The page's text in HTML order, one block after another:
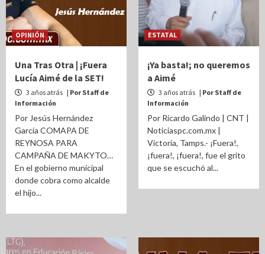
OPINIÓN
Una Tras Otra | ¡Fuera
Lucía Aimé de la SET!
3 años atrás | Por Staff de
Información
Por Jesús Hernández
García COMAPA DE
REYNOSA PARA
CAMPAÑA DE MAKYTO…
En el gobierno municipal
donde cobra como alcalde
el hijo...
ESTATAL
¡Ya basta!; no queremos
a Aimé
3 años atrás | Por Staff de
Información
Por Ricardo Galindo | CNT |
Noticiaspc.com.mx |
Victoria, Tamps.- ¡Fuera!,
¡fuera!, ¡fuera!, fue el grito
que se escuchó al...